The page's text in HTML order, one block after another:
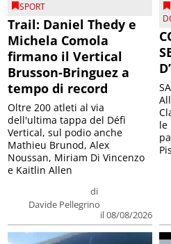
SPORT
Trail: Daniel Thedy e
Michela Comola
firmano il Vertical
Brusson-Bringuez a
tempo di record
di
Davide Pellegrino
il 08/08/2026
Oltre 200 atleti al via
dell'ultima tappa del Défì
Vertical, sul podio anche
Mathieu Brunod, Alex
Noussan, Miriam Di Vincenzo
e Kaitlin Allen
le